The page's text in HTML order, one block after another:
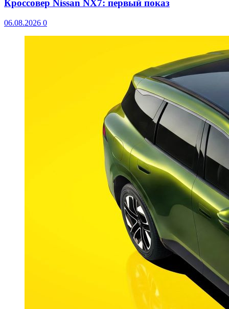
Кроссовер Nissan NX7: первый показ
06.08.2026 0